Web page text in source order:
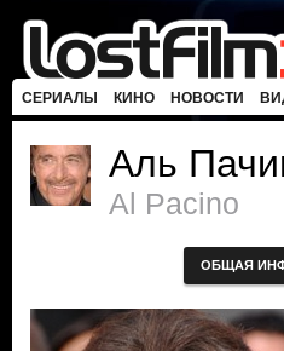
СЕРИАЛЫ КИНО НОВОСТИ
Аль
Al Pacino
ОБЩАЯ